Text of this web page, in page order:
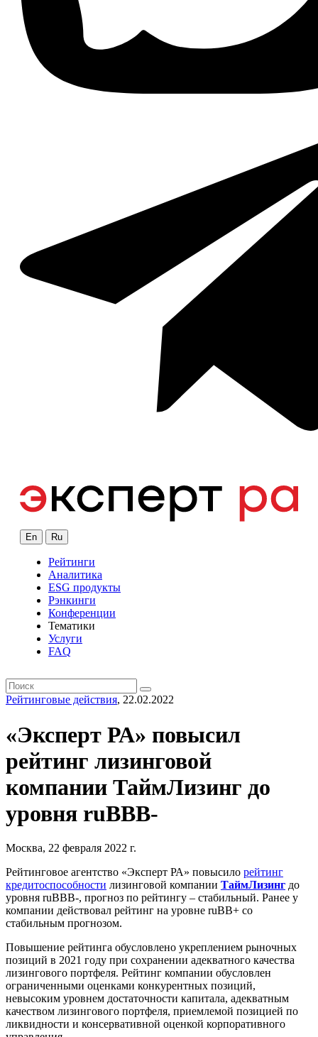
En Ru
Рейтинги
Аналитика
ESG продукты
Рэнкинги
Конференции
Тематики
Услуги
FAQ
Рейтинговые действия, 22.02.2022
«Эксперт РА» повысил
рейтинг лизинговой
компании ТаймЛизинг до
уровня ruВВB-
Москва, 22 февраля 2022 г.
Рейтинговое агентство «Эксперт РА» повысило рейтинг
кредитоспособности лизинговой компании ТаймЛизинг до
уровня ruВВB-, прогноз по рейтингу – стабильный. Ранее у
компании действовал рейтинг на уровне ruBB+ со
стабильным прогнозом.
Повышение рейтинга обусловлено укреплением рыночных
позиций в 2021 году при сохранении адекватного качества
лизингового портфеля. Рейтинг компании обусловлен
ограниченными оценками конкурентных позиций,
невысоким уровнем достаточности капитала, адекватным
качеством лизингового портфеля, приемлемой позицией по
ликвидности и консервативной оценкой корпоративного